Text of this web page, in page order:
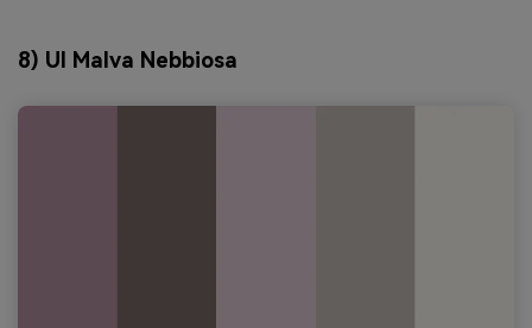
8) UI Malva Nebbiosa